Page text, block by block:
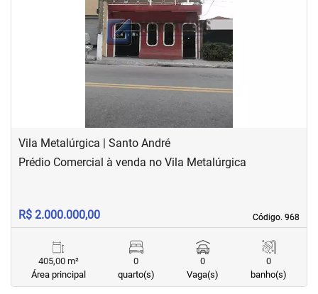
Vila Metalúrgica | Santo André
Código. 968
Código. 968
Prédio Comercial à venda no Vila Metalúrgica
R$ 2.000.000,00
405,00 m²
Área principal
0
quarto(s)
0
Vaga(s)
0
banho(s)